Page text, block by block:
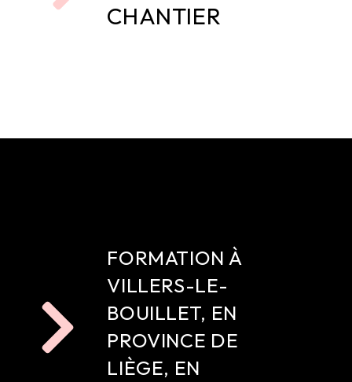
CHANTIER
FORMATION À
VILLERS-LE-
BOUILLET, EN
PROVINCE DE
LIÈGE, EN